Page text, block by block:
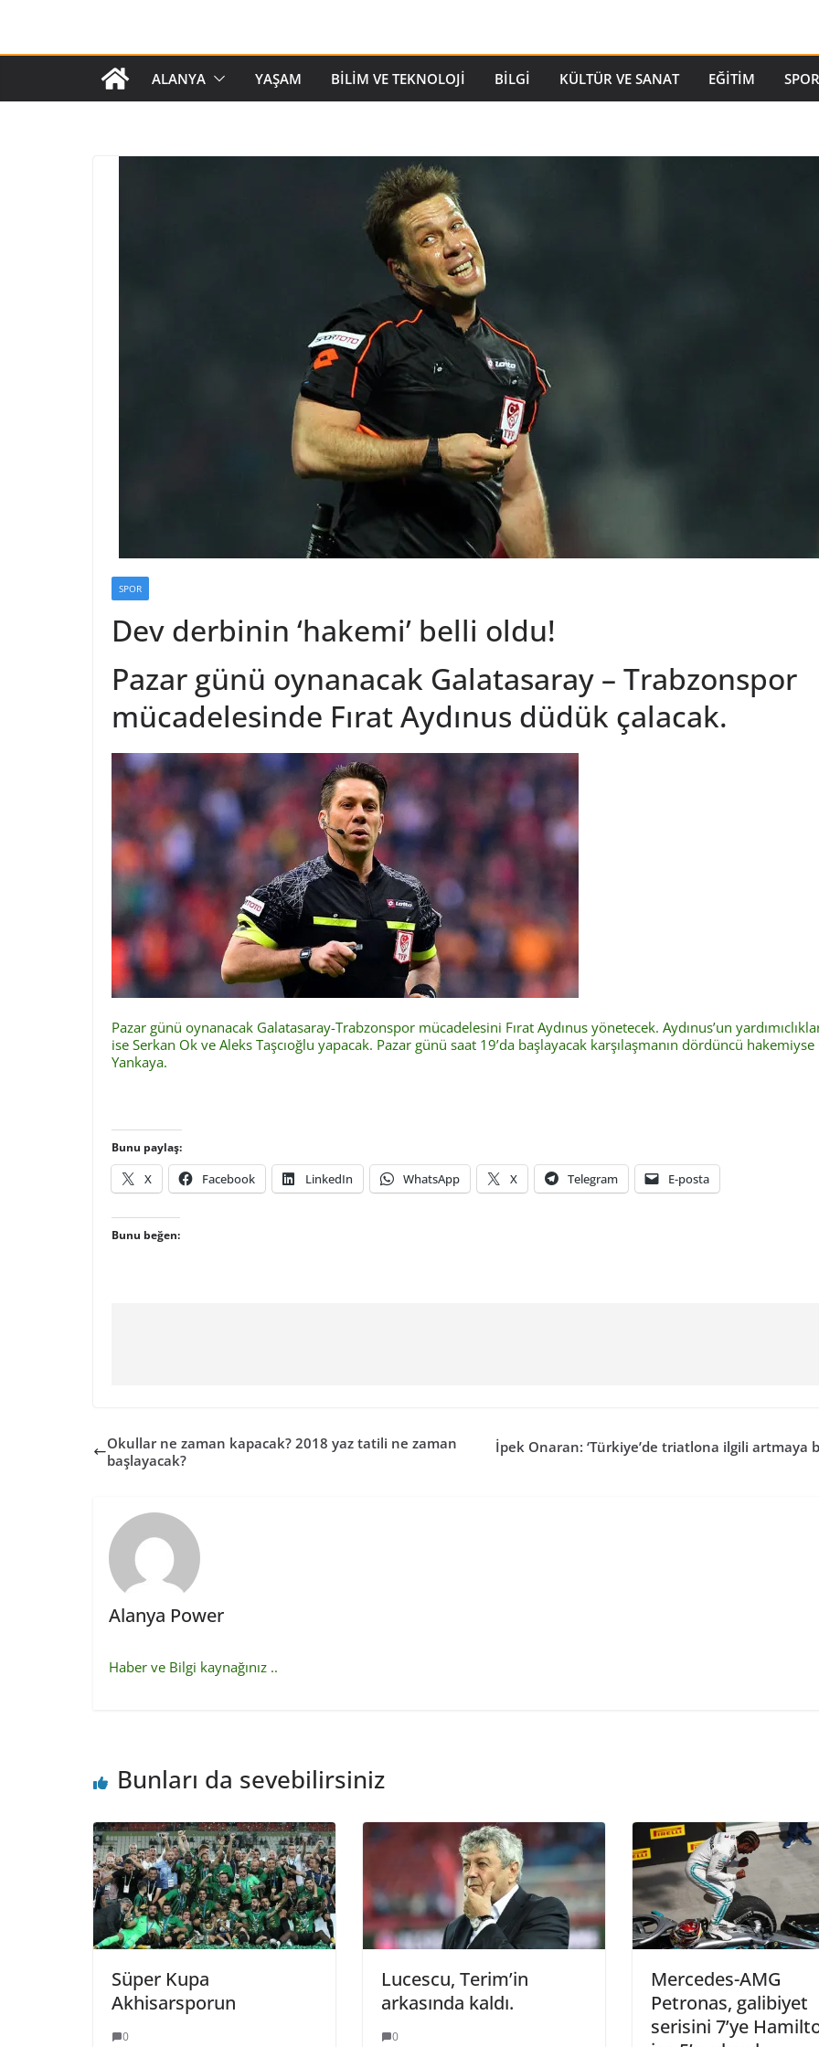
ALANYA YAŞAM BILIM VE TEKNOLOJI BILGI KÜLTÜR VE SANAT EĞITIM SPOR
SPOR
Dev derbinin ‘hakemi’ belli oldu!
Pazar günü oynanacak Galatasaray – Trabzonspor
mücadelesinde Fırat Aydınus düdük çalacak.
Pazar günü oynanacak Galatasaray-Trabzonspor mücadelesini Fırat Aydınus yönetecek. Aydınus’un
ise Serkan Ok ve Aleks Taşcıoğlu yapacak. Pazar günü saat 19’da başlayacak karşılaşmanın dördüncü
Yankaya.
Bunu paylaş:
X Facebook LinkedIn WhatsApp X Telegram E-posta
Bunu beğen:
Okullar ne zaman kapacak? 2018 yaz tatili ne zaman
başlayacak?
İpek Onaran: ‘Türkiye’de triatlona ilgili artmaya
Alanya Power
Haber ve Bilgi kaynağınız ..
Bunları da sevebilirsiniz
Süper Kupa
Akhisarsporun
0
Lucescu, Terim’in
arkasında kaldı.
0
Mercedes-AMG
Petronas, galibiyet
serisini 7’ye